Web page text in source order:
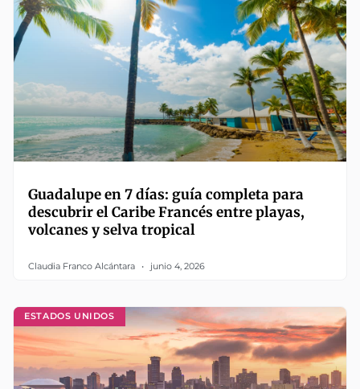
Guadalupe en 7 días: guía completa para
descubrir el Caribe Francés entre playas,
volcanes y selva tropical
Claudia Franco Alcántara junio 4, 2026
ESTADOS UNIDOS